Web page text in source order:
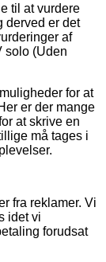
til at vurdere
derved er det
af
solo (Uden
for at
er der mange
at skrive en
må tages i
fra reklamer. Vi
idet vi
forudsat